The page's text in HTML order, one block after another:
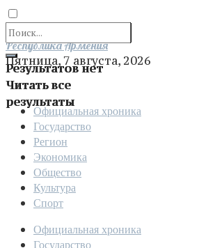
Результатов нет
Читать все
результаты
Отправить
Республика Армения
Пятница, 7 августа, 2026
Официальная хроника
Государство
Регион
Экономика
Общество
Культура
Спорт
Официальная хроника
Государство